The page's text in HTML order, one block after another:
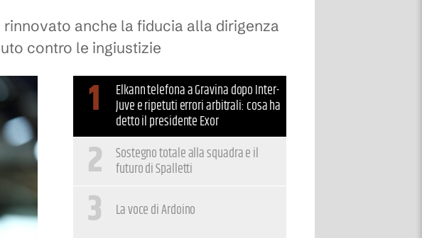
rinnovato anche la fiducia alla dirigenza
contro le ingiustizie
1 Elkann telefona a Gravina dopo Inter-
Juve e ripetuti errori arbitrali: cosa ha
detto il presidente Exor
2 Sostegno totale alla squadra e il
futuro di Spalletti
3 La voce di Ardoino